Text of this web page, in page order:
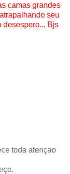
camas grandes
seu
desespero... Bjs
toda atençao